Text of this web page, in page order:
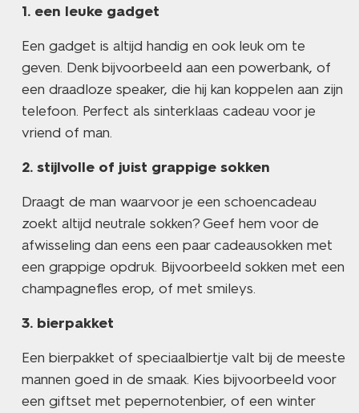
een leuke gadget
Een gadget is altijd handig en ook leuk om te
geven. Denk bijvoorbeeld aan een powerbank, of
een draadloze speaker, die hij kan koppelen aan zijn
telefoon. Perfect als sinterklaas cadeau voor je
vriend of man.
stijlvolle of juist grappige sokken
Draagt de man waarvoor je een schoencadeau
zoekt altijd neutrale sokken? Geef hem voor de
afwisseling dan eens een paar cadeausokken met
een grappige opdruk. Bijvoorbeeld sokken met een
champagnefles erop, of met smileys.
bierpakket
Een bierpakket of speciaalbiertje valt bij de meeste
mannen goed in de smaak. Kies bijvoorbeeld voor
een giftset met pepernotenbier, of een winter